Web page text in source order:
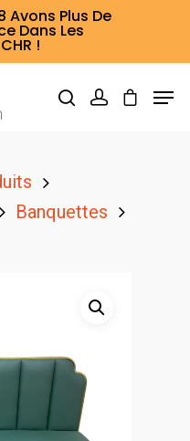
Avons Plus De
Dans Les
!
ESC to close
Banquettes